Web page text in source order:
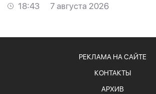
18:43
7 августа 2026
РЕКЛАМА НА САЙТЕ
КОНТАКТЫ
АРХИВ